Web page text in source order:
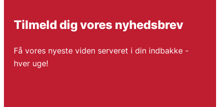
Tilmeld dig vores nyhedsbrev
Få vores nyeste viden serveret i din indbakke -
hver uge!